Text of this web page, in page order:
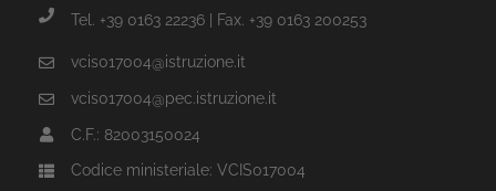
Tel. +39 0163 22236 | Fax. +39 0163 200253
vcis017004@istruzione.it
vcis017004@pec.istruzione.it
C.F.: 82003150024
Codice ministeriale: VCIS017004